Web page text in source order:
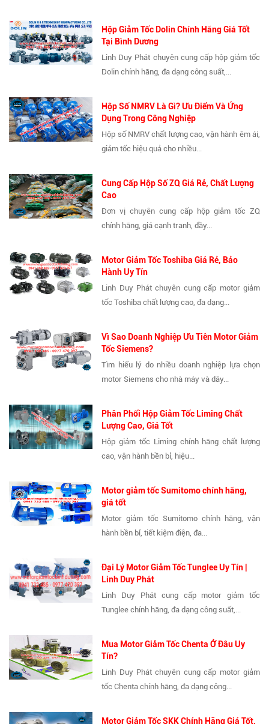
Hộp Giảm Tốc Dolin Chính Hãng Giá Tốt
Tại Bình Dương
Linh Duy Phát chuyên cung cấp hộp giảm tốc
Dolin chính hãng, đa dạng công suất,...
Hộp Số NMRV Là Gì? Ưu Điểm Và Ứng
Dụng Trong Công Nghiệp
Hộp số NMRV chất lượng cao, vận hành êm ái,
giảm tốc hiệu quả cho nhiều...
Cung Cấp Hộp Số ZQ Giá Rẻ, Chất Lượng
Cao
Đơn vị chuyên cung cấp hộp giảm tốc ZQ
chính hãng, giá cạnh tranh, đầy...
Motor Giảm Tốc Toshiba Giá Rẻ, Bảo
Hành Uy Tín
Linh Duy Phát chuyên cung cấp motor giảm
tốc Toshiba chất lượng cao, đa dạng...
Vì Sao Doanh Nghiệp Ưu Tiên Motor Giảm
Tốc Siemens?
Tìm hiểu lý do nhiều doanh nghiệp lựa chọn
motor Siemens cho nhà máy và dây...
Phân Phối Hộp Giảm Tốc Liming Chất
Lượng Cao, Giá Tốt
Hộp giảm tốc Liming chính hãng chất lượng
cao, vận hành bền bỉ, hiệu...
Motor giảm tốc Sumitomo chính hãng,
giá tốt
Motor giảm tốc Sumitomo chính hãng, vận
hành bền bỉ, tiết kiệm điện, đa...
Đại Lý Motor Giảm Tốc Tunglee Uy Tín |
Linh Duy Phát
Linh Duy Phát cung cấp motor giảm tốc
Tunglee chính hãng, đa dạng công suất,...
Mua Motor Giảm Tốc Chenta Ở Đâu Uy
Tín?
Linh Duy Phát chuyên cung cấp motor giảm
tốc Chenta chính hãng, đa dạng công...
Motor Giảm Tốc SKK Chính Hãng Giá Tốt,